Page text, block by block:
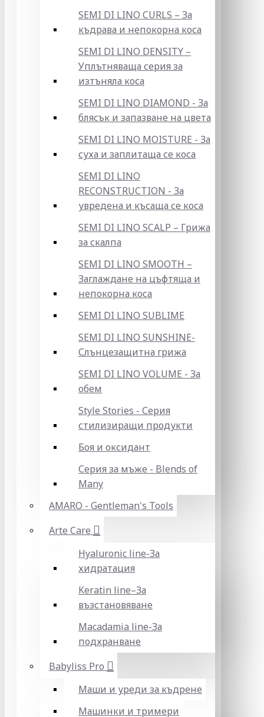
SEMI DI LINO CURLS – За
къдрава и непокорна коса
SEMI DI LINO DENSITY –
Уплътняваща серия за
изтъняла коса
SEMI DI LINO DIAMOND - За
блясък и запазване на цвета
SEMI DI LINO MOISTURE - За
суха и заплитаща се коса
SEMI DI LINO
RECONSTRUCTION - За
увредена и късаща се коса
SEMI DI LINO SCALP – Грижа
за скалпа
SEMI DI LINO SMOOTH –
Заглаждане на цъфтяща и
непокорна коса
SEMI DI LINO SUBLIME
SEMI DI LINO SUNSHINE-
Слънцезащитна грижа
SEMI DI LINO VOLUME - За
обем
Style Stories - Серия
стилизиращи продукти
Боя и оксидант
Серия за мъже - Blends of
Many
AMARO - Gentleman's Tools
Arte Care
Hyaluronic line-За
хидратация
Keratin line–За
възстановяване
Macadamia line-За
подхранване
Babyliss Pro
Маши и уреди за къдрене
Машинки и тримери